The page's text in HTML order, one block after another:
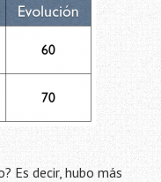
Es decir, hubo más